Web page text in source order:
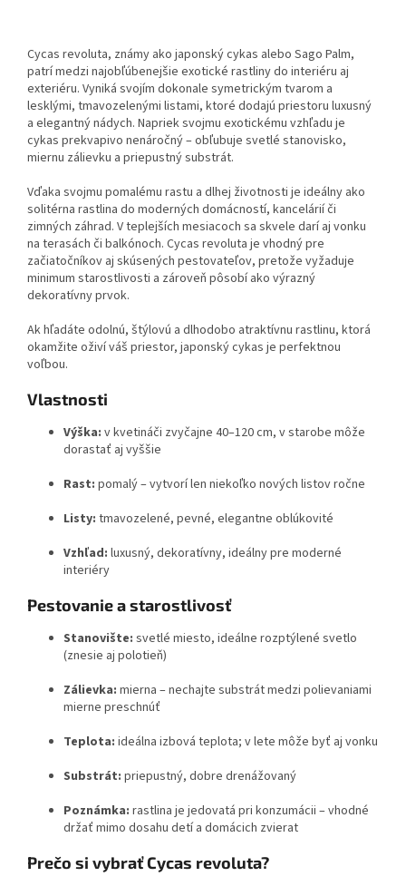
Cycas revoluta, známy ako japonský cykas alebo Sago Palm,
patrí medzi najobľúbenejšie exotické rastliny do interiéru aj
exteriéru. Vyniká svojím dokonale symetrickým tvarom a
lesklými, tmavozelenými listami, ktoré dodajú priestoru luxusný
a elegantný nádych. Napriek svojmu exotickému vzhľadu je
cykas prekvapivo nenáročný – obľubuje svetlé stanovisko,
miernu zálievku a priepustný substrát.
Vďaka svojmu pomalému rastu a dlhej životnosti je ideálny ako
solitérna rastlina do moderných domácností, kancelárií či
zimných záhrad. V teplejších mesiacoch sa skvele darí aj vonku
na terasách či balkónoch. Cycas revoluta je vhodný pre
začiatočníkov aj skúsených pestovateľov, pretože vyžaduje
minimum starostlivosti a zároveň pôsobí ako výrazný
dekoratívny prvok.
Ak hľadáte odolnú, štýlovú a dlhodobo atraktívnu rastlinu, ktorá
okamžite oživí váš priestor, japonský cykas je perfektnou
voľbou.
Vlastnosti
Výška: v kvetináči zvyčajne 40–120 cm, v starobe môže
dorastať aj vyššie
Rast: pomalý – vytvorí len niekoľko nových listov ročne
Listy: tmavozelené, pevné, elegantne oblúkovité
Vzhľad: luxusný, dekoratívny, ideálny pre moderné
interiéry
Pestovanie a starostlivosť
Stanovište: svetlé miesto, ideálne rozptýlené svetlo
(znesie aj polotieň)
Zálievka: mierna – nechajte substrát medzi polievaniami
mierne preschnúť
Teplota: ideálna izbová teplota; v lete môže byť aj vonku
Substrát: priepustný, dobre drenážovaný
Poznámka: rastlina je jedovatá pri konzumácii – vhodné
držať mimo dosahu detí a domácich zvierat
Prečo si vybrať Cycas revoluta?